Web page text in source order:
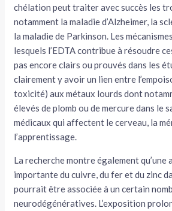
chélation peut traiter avec succès les
notamment la maladie d’Alzheimer, la
la maladie de Parkinson. Les
lesquels l’EDTA contribue à résoudre
pas encore clairs ou prouvés dans les
clairement y avoir un lien entre
toxicité) aux métaux lourds dont
élevés de plomb ou de mercure dans le
médicaux qui affectent le cerveau, la
l’apprentissage.
La recherche montre également qu’une
importante du cuivre, du fer et du zinc
pourrait être associée à un certain
neurodégénératives. L’exposition